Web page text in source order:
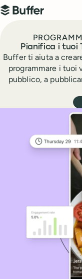
Navigazione principale
Buffer
Pianifica i tuoi
Buffer ti aiuta a
programmare i tuoi
pubblico, a